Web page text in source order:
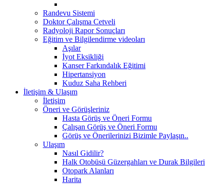
Randevu Sistemi
Doktor Çalışma Cetveli
Radyoloji Rapor Sonuçları
Eğitim ve Bilgilendirme videoları
Aşılar
İyot Eksikliği
Kanser Farkındalık Eğitimi
Hipertansiyon
Kuduz Saha Rehberi
İletişim & Ulaşım
İletişim
Öneri ve Görüşleriniz
Hasta Görüş ve Öneri Formu
Çalışan Görüş ve Öneri Formu
Görüş ve Önerilerinizi Bizimle Paylaşın..
Ulaşım
Nasıl Gidilir?
Halk Otobüsü Güzergahları ve Durak Bilgileri
Otopark Alanları
Harita